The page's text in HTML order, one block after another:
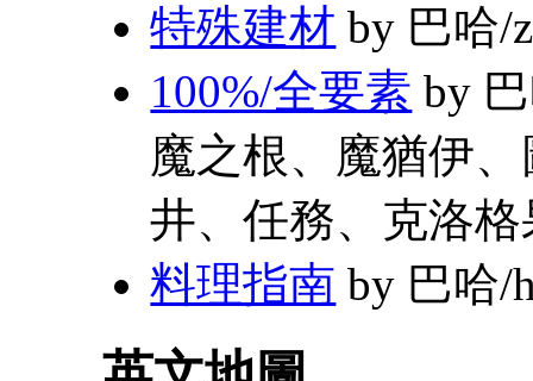
特殊建材 by 巴哈/
100%/全要素 by
魔之根、魔猶伊
井、任務、克洛
料理指南 by 巴哈/